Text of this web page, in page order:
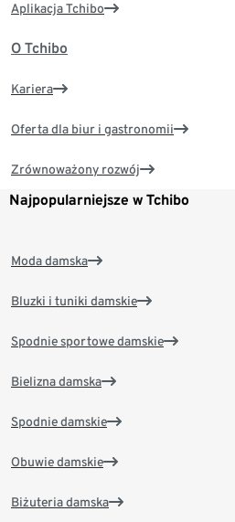
Aplikacja Tchibo
O Tchibo
Kariera
Oferta dla biur i gastronomii
Zrównoważony rozwój
Najpopularniejsze w Tchibo
Moda damska
Bluzki i tuniki damskie
Spodnie sportowe damskie
Bielizna damska
Spodnie damskie
Obuwie damskie
Biżuteria damska